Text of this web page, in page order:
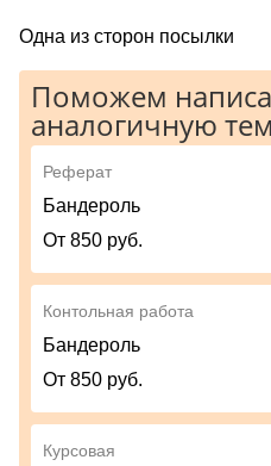
Одна из сторон посылки
Поможем
аналогичную
Реферат
Бандероль
От 850 руб.
Контольная работа
Бандероль
От 850 руб.
Курсовая